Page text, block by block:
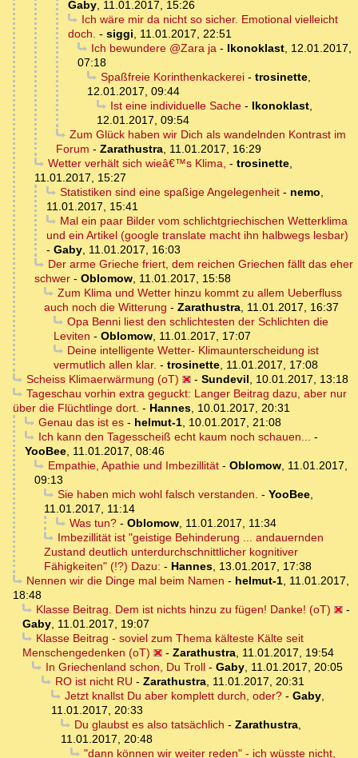
Gaby, 11.01.2017, 15:26
Ich wäre mir da nicht so sicher. Emotional vielleicht
doch. - siggi, 11.01.2017, 22:51
Ich bewundere @Zara ja- Ikonoklast, 12.01.2017,
07:18
Spaßfreie Korinthenkackerei- trosinette,
12.01.2017, 09:44
Ist eine individuelle Sache- Ikonoklast,
12.01.2017, 09:54
Zum Glück haben wir Dich als wandelnden Kontrast im
Forum - Zarathustra, 11.01.2017, 16:29
Wetter verhält sich wieâ€™s Klima, - trosinette,
11.01.2017, 15:27
Statistiken sind eine spaßige Angelegenheit- nemo,
11.01.2017, 15:41
Mal ein paar Bilder vom schlichtgriechischen Wetterklima
und ein Artikel (google translate macht ihn halbwegs lesbar)
- Gaby, 11.01.2017, 16:03
Der arme Grieche friert, dem reichen Griechen fällt das eher
schwer - Oblomow, 11.01.2017, 15:58
Zum Klima und Wetter hinzu kommt zu allem Ueberfluss
auch noch die Witterung - Zarathustra, 11.01.2017, 16:37
Opa Benni liest den schlichtesten der Schlichten die
Leviten - Oblomow, 11.01.2017, 17:07
Deine intelligente Wetter- Klimaunterscheidung ist
vermutlich allen klar. - trosinette, 11.01.2017, 17:08
Scheiss Klimaerwärmung (oT)
- Sundevil, 10.01.2017, 13:18
Tageschau vorhin extra geguckt: Langer Beitrag dazu, aber nur
über die Flüchtlinge dort. - Hannes, 10.01.2017, 20:31
Genau das ist es- helmut-1, 10.01.2017, 21:08
Ich kann den Tagesscheiß echt kaum noch schauen... -
YooBee, 11.01.2017, 08:46
Empathie, Apathie und Imbezillität- Oblomow, 11.01.2017,
09:13
Sie haben mich wohl falsch verstanden. - YooBee,
11.01.2017, 11:14
Was tun?- Oblomow, 11.01.2017, 11:34
Imbezillität ist "geistige Behinderung ... andauernden
Zustand deutlich unterdurchschnittlicher kognitiver
Fähigkeiten" (!?) Dazu: - Hannes, 13.01.2017, 17:38
Nennen wir die Dinge mal beim Namen - helmut-1, 11.01.2017,
18:48
Klasse Beitrag. Dem ist nichts hinzu zu fügen! Danke! (oT)
-
Gaby, 11.01.2017, 19:07
Klasse Beitrag - soviel zum Thema kälteste Kälte seit
Menschengedenken (oT)
- Zarathustra, 11.01.2017, 19:54
In Griechenland schon, Du Troll- Gaby, 11.01.2017, 20:05
RO ist nicht RU - Zarathustra, 11.01.2017, 20:31
Jetzt knallst Du aber komplett durch, oder?- Gaby,
11.01.2017, 20:33
Du glaubst es also tatsächlich - Zarathustra,
11.01.2017, 20:48
"dann können wir weiter reden" - ich wüsste nicht,